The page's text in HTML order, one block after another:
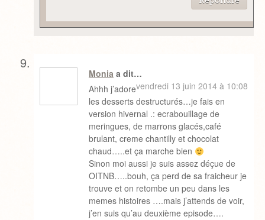
Monia a dit…
vendredi 13 juin 2014 à 10:08
Ahhh j’adore
les desserts destructurés…je fais en
version hivernal .: ecrabouillage de
meringues, de marrons glacés,café
brulant, creme chantilly et chocolat
chaud…..et ça marche bien
Sinon moi aussi je suis assez déçue de
OITNB…..bouh, ça perd de sa fraicheur je
trouve et on retombe un peu dans les
memes histoires ….mais j’attends de voir,
j’en suis qu’au deuxième episode….